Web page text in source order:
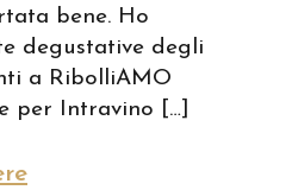
bene. Ho
degustative degli
a RibolliAMO
per Intravino […]